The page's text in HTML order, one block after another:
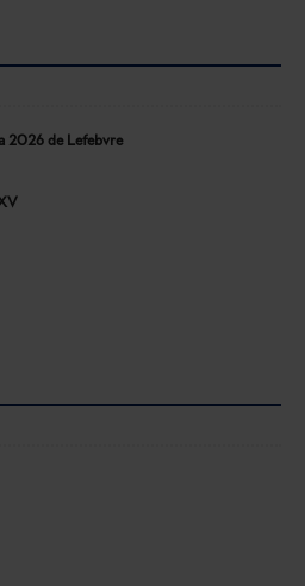
2026 de Lefebvre